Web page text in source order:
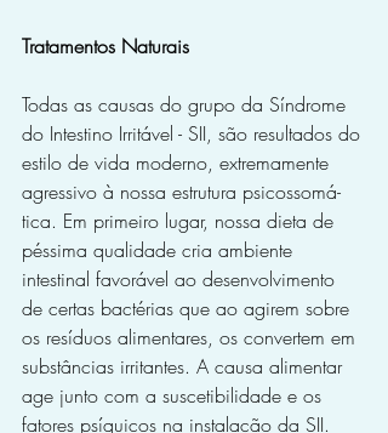
Tratamentos Naturais
Todas as causas do grupo da Síndrome
do Intestino Irritável - SII, são resultados do
estilo de vida moderno, extremamente
agressivo à nossa estrutura psicos­somá­
tica. Em primeiro lugar, nossa dieta de
péssima qualidade cria ambiente
intestinal favorável ao desenvolvimento
de cer­tas­ bactérias que ao agirem sobre­
os­ resíduos alimentares, os convertem em
substâncias irritantes. A causa alimentar
age junto com a suscetibilidade e os
fatores psíquicos na instalação da SII.